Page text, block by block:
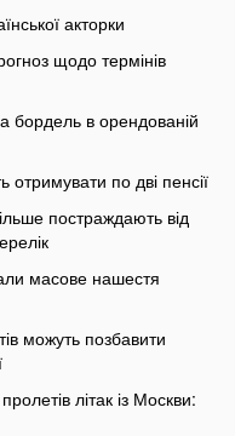
акторки
щодо термінів
бордель в орендованій
отримувати по дві пенсії
постраждають від
масове нашестя
можуть позбавити
літак із Москви: